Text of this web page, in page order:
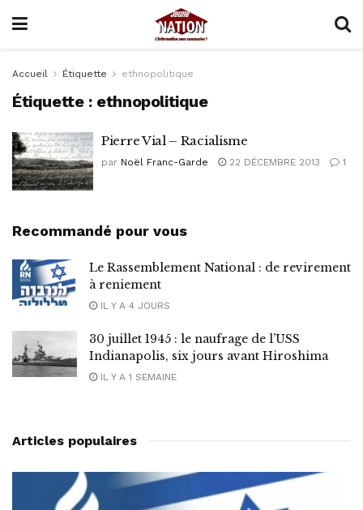
Accueil Étiquette ethnopolitique
Étiquette : ethnopolitique
Pierre Vial – Racialisme
par Noël Franc-Garde 22 DÉCEMBRE 2013 1
Recommandé pour vous
Le Rassemblement National : de revirement
à reniement
IL Y A 4 JOURS
30 juillet 1945 : le naufrage de l’USS
Indianapolis, six jours avant Hiroshima
IL Y A 1 SEMAINE
Articles populaires